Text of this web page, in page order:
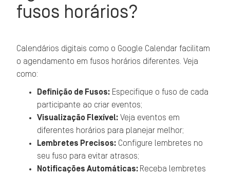
fusos horários?
Calendários digitais como o Google Calendar facilitam
o agendamento em fusos horários diferentes. Veja
como:
Definição de Fusos: Especifique o fuso de cada
participante ao criar eventos;
Visualização Flexível: Veja eventos em
diferentes horários para planejar melhor;
Lembretes Precisos: Configure lembretes no
seu fuso para evitar atrasos;
Notificações Automáticas: Receba lembretes